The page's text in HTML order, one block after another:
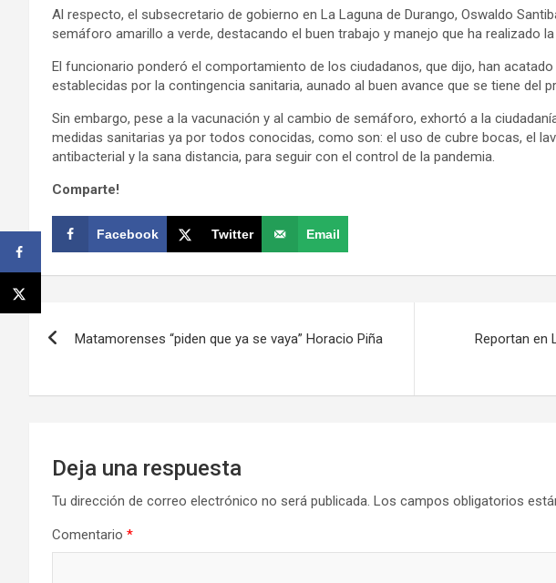
Al respecto, el subsecretario de gobierno en La Laguna de Durango, Oswaldo
semáforo amarillo a verde, destacando el buen trabajo y manejo que ha realizado
El funcionario ponderó el comportamiento de los ciudadanos, que dijo, han
establecidas por la contingencia sanitaria, aunado al buen avance que se tiene del
Sin embargo, pese a la vacunación y al cambio de semáforo, exhortó a la
medidas sanitarias ya por todos conocidas, como son: el uso de cubre bocas, el
antibacterial y la sana distancia, para seguir con el control de la pandemia.
Comparte!
Facebook Twitter Email
Navegación
entradas
Matamorenses “piden que ya se vaya” Horacio Piña
Reportan en
Deja una respuesta
Tu dirección de correo electrónico no será publicada. Los campos obligatorios
Comentario *